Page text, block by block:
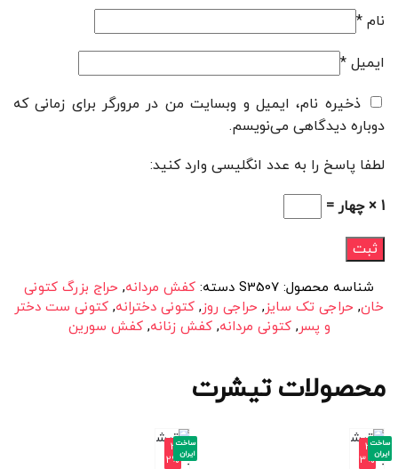
نام *
ایمیل *
ذخیره نام، ایمیل و وبسایت من در مرورگر برای زمانی که
دوباره دیدگاهی می‌نویسم.
لطفا پاسخ را به عدد انگلیسی وارد کنید:
1 × چهار =
شناسه محصول: S3507 دسته: کفش مردانه, حراج بزرگ کتونی
خان, حراجی تک سایز, حراجی روز, کتونی دخترانه, کتونی ست دختر
و پسر,کتونی مردانه,کفش زنانه,کفش سورین
محصولات تیشرت
-3
3%
ساخت
ایران
-3
2%
ساخت
ایران